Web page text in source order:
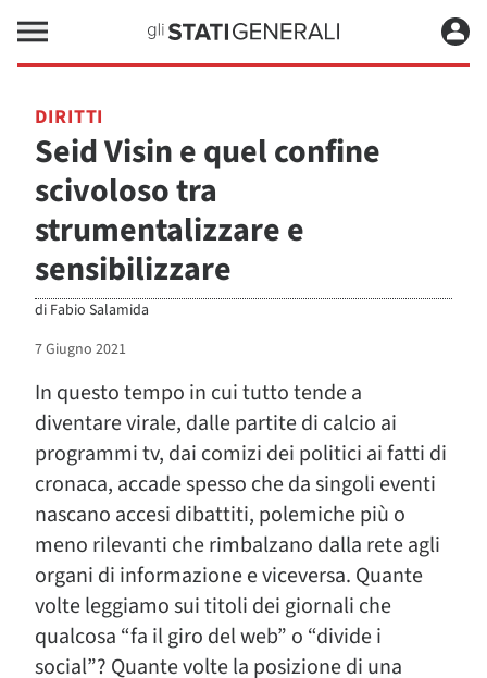
DIRITTI
Seid Visin e quel confine
scivoloso tra
strumentalizzare e
sensibilizzare
di Fabio Salamida
7 Giugno 2021
In questo tempo in cui tutto tende a
diventare virale, dalle partite di calcio ai
programmi tv, dai comizi dei politici ai fatti di
cronaca, accade spesso che da singoli eventi
nascano accesi dibattiti, polemiche più o
meno rilevanti che rimbalzano dalla rete agli
organi di informazione e viceversa. Quante
volte leggiamo sui titoli dei giornali che
qualcosa “fa il giro del web” o “divide i
social”? Quante volte la posizione di una